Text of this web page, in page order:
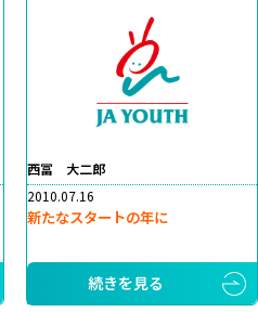
西冨 大二郎
2010.07.16
新たなスタートの年に
続きを見る